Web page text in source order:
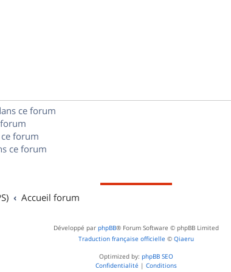
ce forum
forum
ce forum
Accueil forum
Développé par phpBB® Forum Software © phpBB Limited
Traduction française officielle © Qiaeru
Optimized by: phpBB SEO
Confidentialité | Conditions